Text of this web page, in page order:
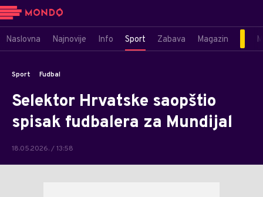
Naslovna Najnovije Info Sport Zabava Magazin
Sport Fudbal
Selektor Hrvatske saopštio
spisak fudbalera za Mundijal
18.05.2026. / 13:58